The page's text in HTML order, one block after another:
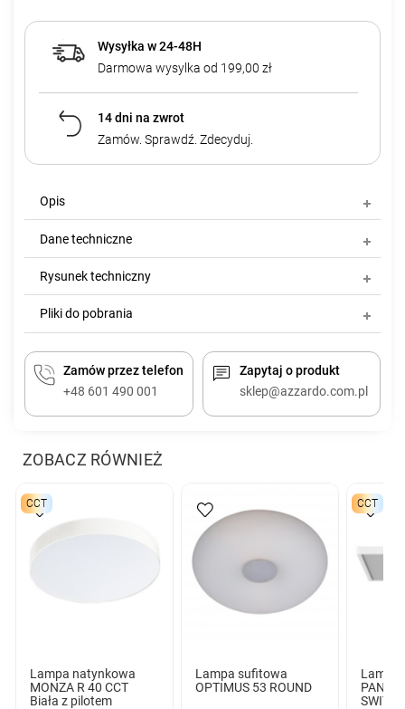
Wysyłka w 24-48H
Darmowa wysylka od 199,00 zł
14 dni na zwrot
Zamów. Sprawdź. Zdecyduj.
Opis
Dane techniczne
Rysunek techniczny
Pliki do pobrania
Zamów przez telefon
+48 601 490 001
Zapytaj o produkt
sklep@azzardo.com.pl
ZOBACZ RÓWNIEŻ
CCT
Lampa natynkowa
MONZA R 40 CCT
Biała z pilotem
Lampa sufitowa
OPTIMUS 53 ROUND
CCT
Lampa
PANKA